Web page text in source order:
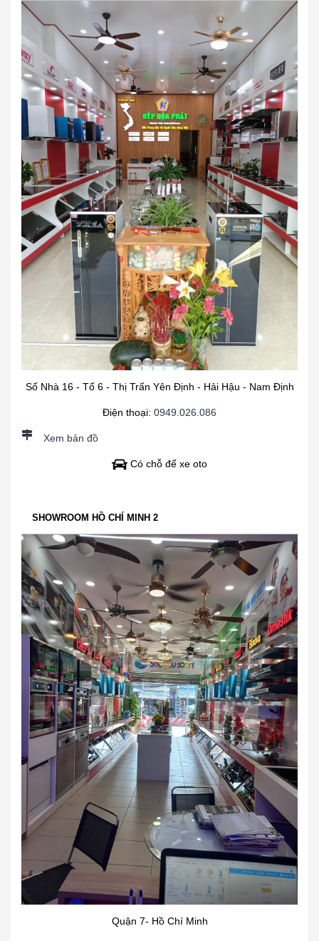
Số Nhà 16 - Tổ 6 - Thị Trấn Yên Định - Hải Hậu - Nam Định
Điện thoại: 0949.026.086
Xem bản đồ
Có chỗ để xe oto
SHOWROOM HỒ CHÍ MINH 2
Quận 7- Hồ Chí Minh